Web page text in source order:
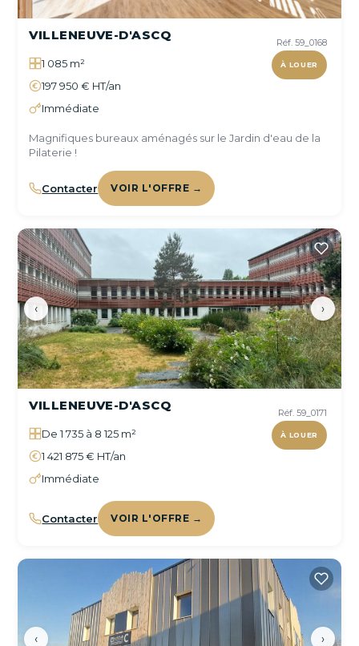
Réf. 59_0168
À LOUER
VILLENEUVE-D'ASCQ
1 085 m²
197 950 € HT/an
Immédiate
Magnifiques bureaux aménagés sur le Jardin d'eau de la
Pilaterie !
Contacter VOIR L'OFFRE →
‹ ›
Réf. 59_0171
À LOUER
VILLENEUVE-D'ASCQ
De 1 735 à 8 125 m²
1 421 875 € HT/an
Immédiate
Contacter VOIR L'OFFRE →
‹ ›